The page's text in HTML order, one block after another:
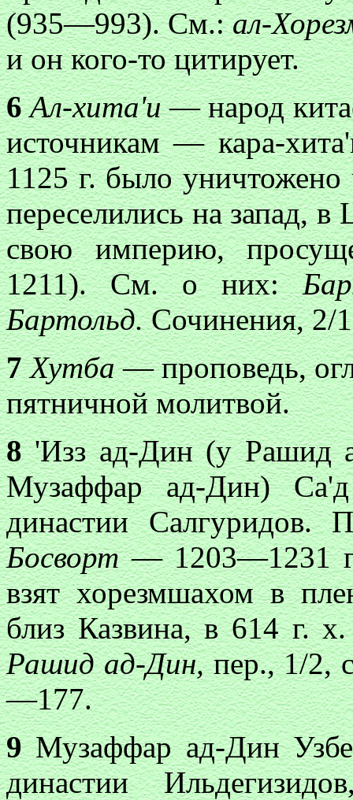
(935—993). См.:ал-
и он кого-то цитирует.
6 Ал-хита'и— народ
источникам — кара-
1125 г. было
переселились на запад,
свою империю,
1211). См. о них:
Бартольд.Сочинения, 2/
7 Хутба— проповедь,
пятничной молитвой.
8'Изз ад-Дин (у Рашид
Музаффар ад-Дин)
династии Салгуридов.
Босворт— 1203—1231
взят хорезмшахом в
близ Казвина, в 614 г.
Рашид ад-Дин,пер., 1/2,
—177.
9Музаффар ад-Дин
династии